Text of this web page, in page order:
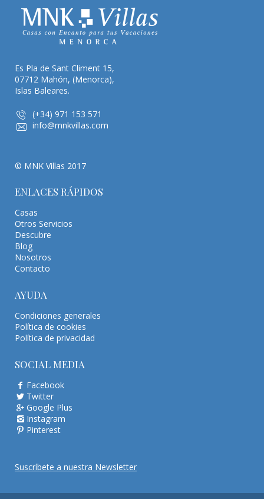
Es Pla de Sant Climent 15,
07712 Mahón, (Menorca),
Islas Baleares.
(+34) 971 153 571
info@mnkvillas.com
© MNK Villas 2017
ENLACES RÁPIDOS
Casas
Otros Servicios
Descubre
Blog
Nosotros
Contacto
AYUDA
Condiciones generales
Política de cookies
Política de privacidad
SOCIAL MEDIA
Facebook
Twitter
Google Plus
Instagram
Pinterest
Suscríbete a nuestra Newsletter